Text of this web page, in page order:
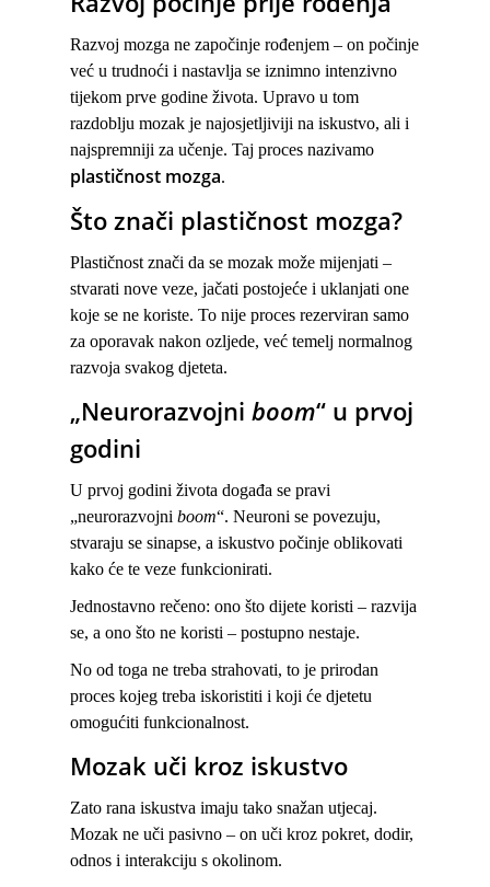
Razvoj mozga ne započinje rođenjem – on počinje
već u trudnoći i nastavlja se iznimno intenzivno
tijekom prve godine života. Upravo u tom
razdoblju mozak je najosjetljiviji na iskustvo, ali i
najspremniji za učenje. Taj proces nazivamo
plastičnost mozga.
Što znači plastičnost mozga?
Plastičnost znači da se mozak može mijenjati –
stvarati nove veze, jačati postojeće i uklanjati one
koje se ne koriste. To nije proces rezerviran samo
za oporavak nakon ozljede, već temelj normalnog
razvoja svakog djeteta.
„Neurorazvojni boom“ u prvoj
godini
U prvoj godini života događa se pravi
„neurorazvojni boom“. Neuroni se povezuju,
stvaraju se sinapse, a iskustvo počinje oblikovati
kako će te veze funkcionirati.
Jednostavno rečeno: ono što dijete koristi – razvija
se, a ono što ne koristi – postupno nestaje.
No od toga ne treba strahovati, to je prirodan
proces kojeg treba iskoristiti i koji će djetetu
omogućiti funkcionalnost.
Mozak uči kroz iskustvo
Zato rana iskustva imaju tako snažan utjecaj.
Mozak ne uči pasivno – on uči kroz pokret, dodir,
odnos i interakciju s okolinom.